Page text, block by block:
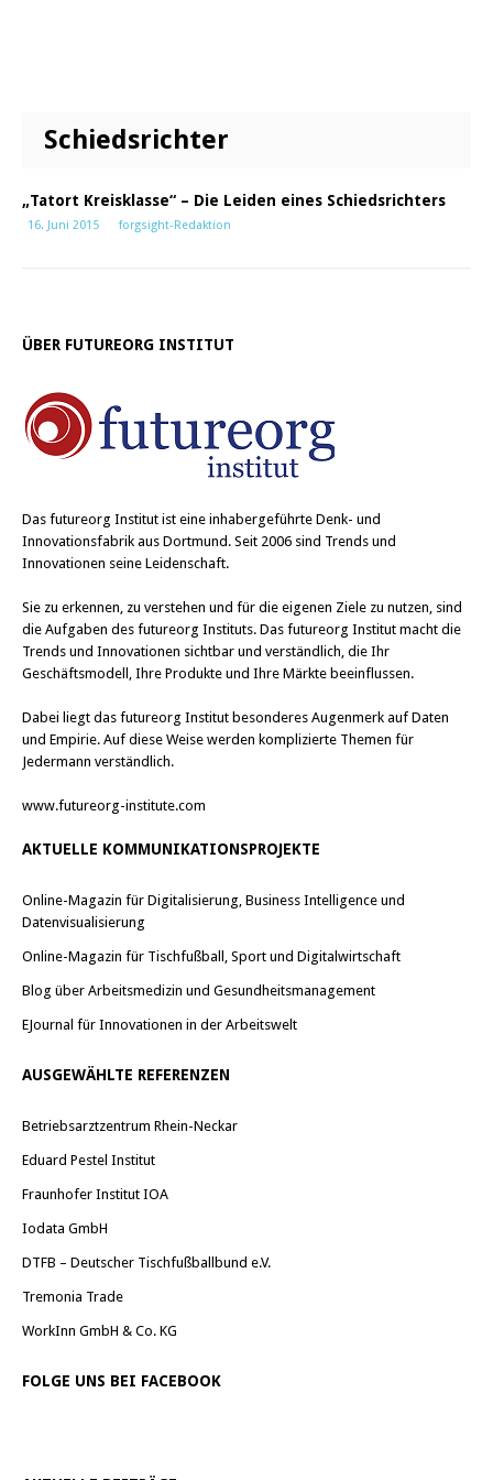
Schiedsrichter
„Tatort Kreisklasse“ – Die Leiden eines Schiedsrichters
16. Juni 2015 forgsight-Redaktion
ÜBER FUTUREORG INSTITUT
Das futureorg Institut ist eine inhabergeführte Denk- und
Innovationsfabrik aus Dortmund. Seit 2006 sind Trends und
Innovationen seine Leidenschaft.
Sie zu erkennen, zu verstehen und für die eigenen Ziele zu nutzen, sind
die Aufgaben des futureorg Instituts. Das futureorg Institut macht die
Trends und Innovationen sichtbar und verständlich, die Ihr
Geschäftsmodell, Ihre Produkte und Ihre Märkte beeinflussen.
Dabei liegt das futureorg Institut besonderes Augenmerk auf Daten
und Empirie. Auf diese Weise werden komplizierte Themen für
Jedermann verständlich.
www.futureorg-institute.com
AKTUELLE KOMMUNIKATIONSPROJEKTE
Online-Magazin für Digitalisierung, Business Intelligence und
Datenvisualisierung
Online-Magazin für Tischfußball, Sport und Digitalwirtschaft
Blog über Arbeitsmedizin und Gesundheitsmanagement
EJournal für Innovationen in der Arbeitswelt
AUSGEWÄHLTE REFERENZEN
Betriebsarztzentrum Rhein-Neckar
Eduard Pestel Institut
Fraunhofer Institut IOA
Iodata GmbH
DTFB – Deutscher Tischfußballbund e.V.
Tremonia Trade
WorkInn GmbH & Co. KG
FOLGE UNS BEI FACEBOOK